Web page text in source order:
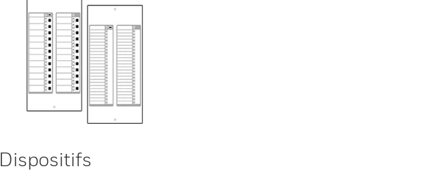
Dispositifs